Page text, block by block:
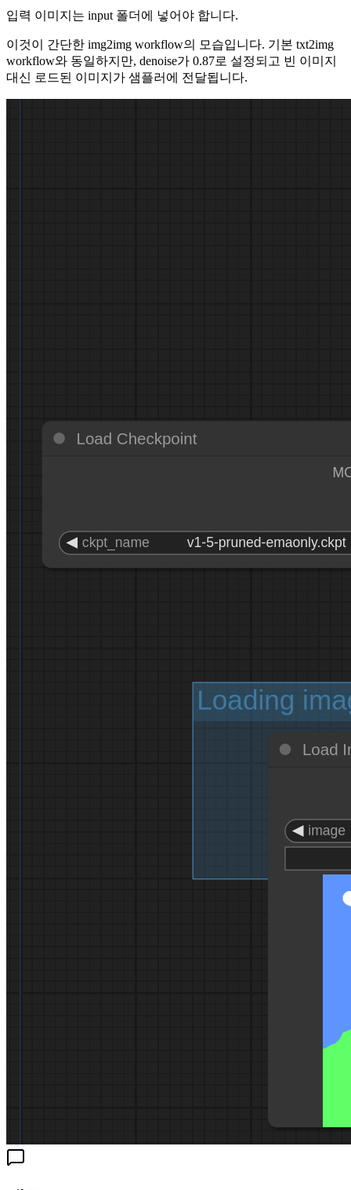
입력 이미지는 input 폴더에 넣어야 합니다.
이것이 간단한 img2img workflow의 모습입니다. 기본 txt2img
workflow와 동일하지만, denoise가 0.87로 설정되고 빈 이미지
대신 로드된 이미지가 샘플러에 전달됩니다.